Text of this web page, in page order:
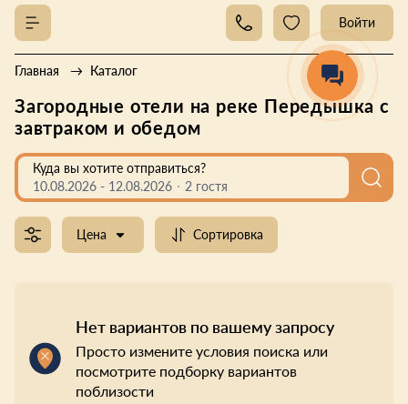
Войти
Главная Каталог
Загородные отели на реке Передышка с
завтраком и обедом
Куда вы хотите отправиться?
10.08.2026 - 12.08.2026 2 гостя
Цена Сортировка
Нет вариантов по вашему запросу
Просто измените условия поиска или
посмотрите подборку вариантов
поблизости